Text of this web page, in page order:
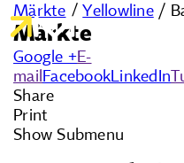
Märkte / Yellowline /
Märkte
Google +E-
mailFacebookLinkedIn
Share
Print
Show Submenu